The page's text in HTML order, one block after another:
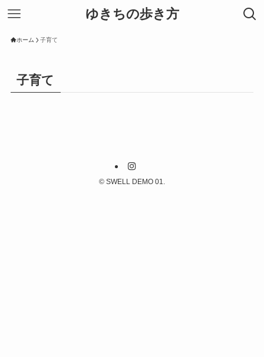
ゆきちの歩き方
ホーム 子育て
子育て
© SWELL DEMO 01.